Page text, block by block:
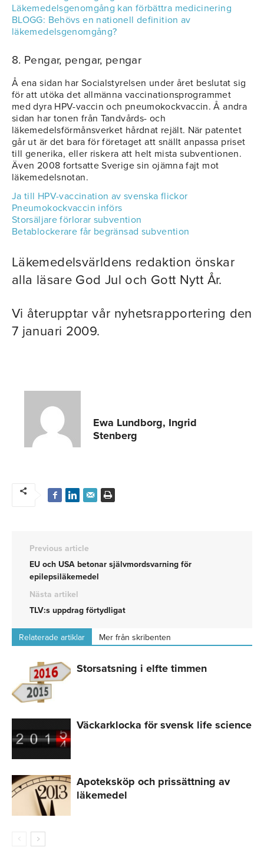
Läkemedelsgenomgång kan förbättra medicinering
BLOGG: Behövs en nationell definition av
läkemedelsgenomgång?
8. Pengar, pengar, pengar
Å ena sidan har Socialstyrelsen under året beslutat sig
för att utöka det allmänna vaccinationsprogrammet
med dyra HPV-vaccin och pneumokockvaccin. Å andra
sidan har tonen från Tandvårds- och
läkemedelsförmånsverket hårdnat rejält. När patentet
går ut är det bara för företaget att snällt anpassa priset
till generika, eller riskera att helt mista subventionen.
Även 2008 fortsatte Sverige sin ojämna fajt mot
läkemedelsnotan.
Ja till HPV-vaccination av svenska flickor
Pneumokockvaccin införs
Storsäljare förlorar subvention
Betablockerare får begränsad subvention
Läkemedelsvärldens redaktion önskar
alla läsare God Jul och Gott Nytt År.
Vi återupptar vår nyhetsrapportering den
7 januari 2009.
Ewa Lundborg, Ingrid
Stenberg
Previous article
EU och USA betonar självmordsvarning för
epilepsiläkemedel
Nästa artikel
TLV:s uppdrag förtydligat
Relaterade artiklar Mer från skribenten
Storsatsning i elfte timmen
Väckarklocka för svensk life science
Apoteksköp och prissättning av
läkemedel